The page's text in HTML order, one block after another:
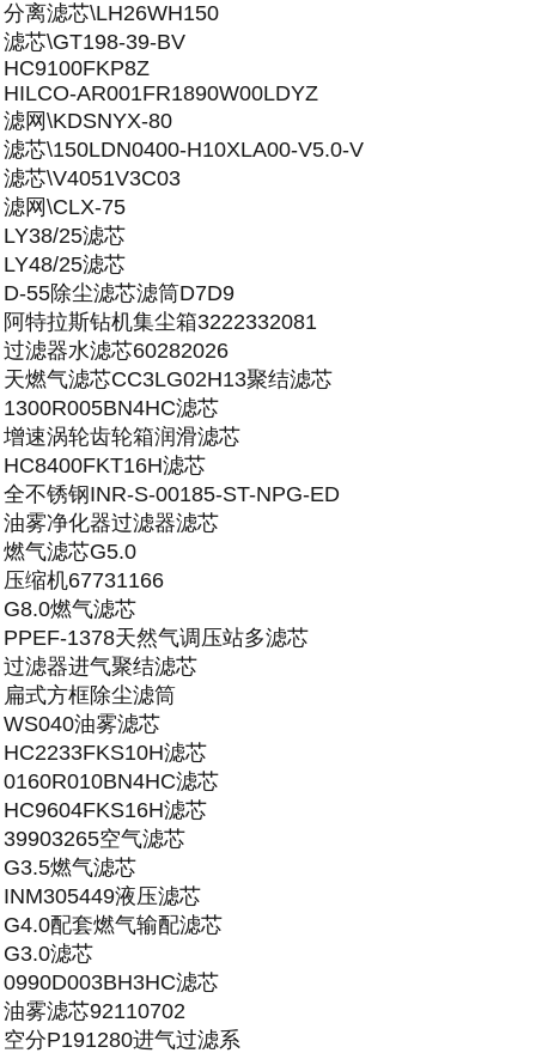
分离滤芯\LH26WH150
滤芯\GT198-39-BV
HC9100FKP8Z
HILCO-AR001FR1890W00LDYZ
滤网\KDSNYX-80
滤芯\150LDN0400-H10XLA00-V5.0-V
滤芯\V4051V3C03
滤网\CLX-75
LY38/25滤芯
LY48/25滤芯
D-55除尘滤芯滤筒D7D9
阿特拉斯钻机集尘箱3222332081
过滤器水滤芯60282026
天燃气滤芯CC3LG02H13聚结滤芯
1300R005BN4HC滤芯
增速涡轮齿轮箱润滑滤芯
HC8400FKT16H滤芯
全不锈钢INR-S-00185-ST-NPG-ED
油雾净化器过滤器滤芯
燃气滤芯G5.0
压缩机67731166
G8.0燃气滤芯
PPEF-1378天然气调压站多滤芯
过滤器进气聚结滤芯
扁式方框除尘滤筒
WS040油雾滤芯
HC2233FKS10H滤芯
0160R010BN4HC滤芯
HC9604FKS16H滤芯
39903265空气滤芯
G3.5燃气滤芯
INM305449液压滤芯
G4.0配套燃气输配滤芯
G3.0滤芯
0990D003BH3HC滤芯
油雾滤芯92110702
空分P191280进气过滤系